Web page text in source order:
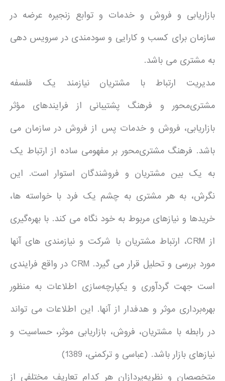
بازاریابی و فروش و خدمات و توابع زنجیره عرضه در
سازمان برای کسب و کارایی و سودمندی در سرویس دهی
به مشتری می باشد.
مدیریت ارتباط با مشتریان نیازمند یک فلسفه
مشتری‌محور و فرهنگ پشتیبانی از فرایندهای مؤثر
بازاریابی، فروش و خدمات پس از فروش در سازمان می
باشد. فرهنگ مشتری‌محور بر مفهومی ساده از ارتباط یک
به یک بین مشتریان و فروشندگان استوار است. این
نگرش، به هر مشتری به چشم یک فرد با خواسته ها،
خریدها و نیازهای مربوط به خود نگاه می کند. با بهره‌گیری
از CRM، ارتباط مشتریان با شرکت و نیازمندی های آنها
مورد بررسی و تحلیل قرار می گیرد. CRM در واقع فرایندی
است جهت گردآوری و یکپارچه‌سازی اطلاعات به منظور
بهره‌برداری موثر و هدفدار از آنها. این اطلاعات می تواند
در رابطه با مشتریان، فروش، بازاریابی موثر، حساسیت و
نیازهای بازار باشد. (عباسی و ترکمنی، 1389)
متخصصان و نظریه‌پردازان هر کدام تعاریف مختلفی از